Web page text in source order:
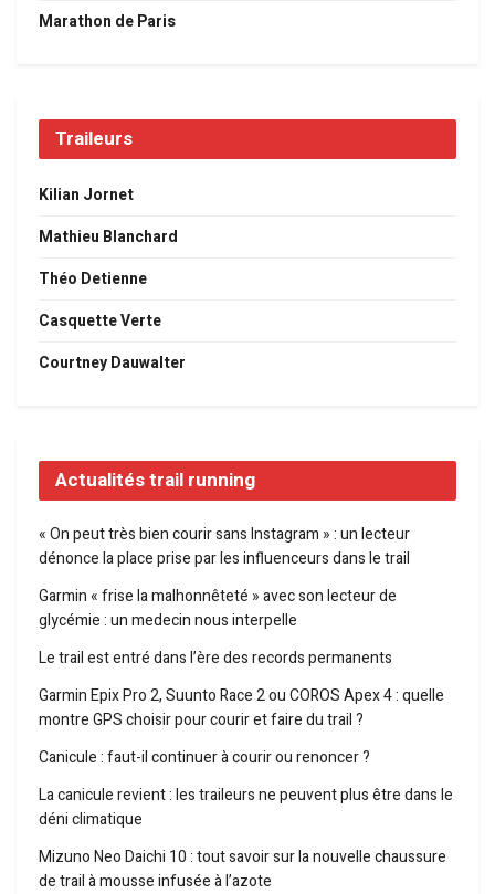
Marathon de Paris
Traileurs
Kilian Jornet
Mathieu Blanchard
Théo Detienne
Casquette Verte
Courtney Dauwalter
Actualités trail running
« On peut très bien courir sans Instagram » : un lecteur
dénonce la place prise par les influenceurs dans le trail
Garmin « frise la malhonnêteté » avec son lecteur de
glycémie : un medecin nous interpelle
Le trail est entré dans l’ère des records permanents
Garmin Epix Pro 2, Suunto Race 2 ou COROS Apex 4 : quelle
montre GPS choisir pour courir et faire du trail ?
Canicule : faut-il continuer à courir ou renoncer ?
La canicule revient : les traileurs ne peuvent plus être dans le
déni climatique
Mizuno Neo Daichi 10 : tout savoir sur la nouvelle chaussure
de trail à mousse infusée à l’azote